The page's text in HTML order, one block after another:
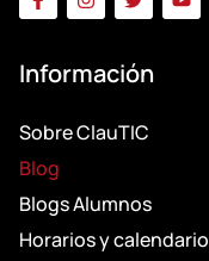
Información
Sobre ClauTIC
Blog
Blogs Alumnos
Horarios y calendario